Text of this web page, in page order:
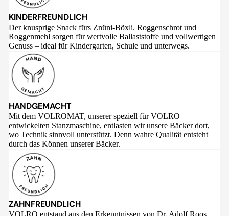
KINDERFREUNDLICH
Der knusprige Snack fürs Znüni-Böxli. Roggenschrot und
Roggenmehl sorgen für wertvolle Ballaststoffe und vollwertigen
Genuss – ideal für Kindergarten, Schule und unterwegs.
HANDGEMACHT
Mit dem VOLROMAT, unserer speziell für VOLRO
entwickelten Stanzmaschine, entlasten wir unsere Bäcker dort,
wo Technik sinnvoll unterstützt. Denn wahre Qualität entsteht
durch das Können unserer Bäcker.
ZAHNFREUNDLICH
VOLRO entstand aus den Erkenntnissen von Dr. Adolf Roos,